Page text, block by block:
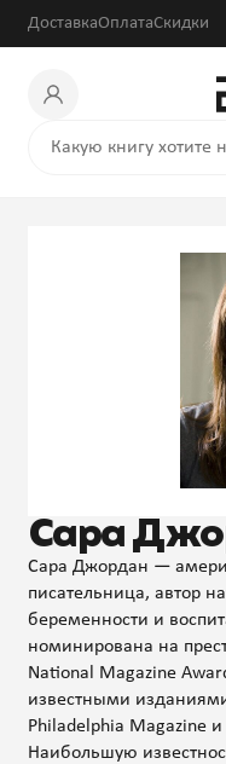
ДоставкаОплатаСкидки
Сара
Сара Джордан —
писательница, автор
беременности и
номинирована на
National Magazine
известными
Philadelphia Magazine
Наибольшую